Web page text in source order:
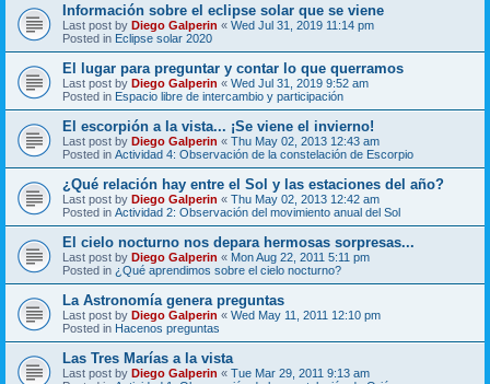
Información sobre el eclipse solar que se viene
Last post by Diego Galperin « Wed Jul 31, 2019 11:14 pm
Posted in Eclipse solar 2020
El lugar para preguntar y contar lo que querramos
Last post by Diego Galperin « Wed Jul 31, 2019 9:52 am
Posted in Espacio libre de intercambio y participación
El escorpión a la vista... ¡Se viene el invierno!
Last post by Diego Galperin « Thu May 02, 2013 12:43 am
Posted in Actividad 4: Observación de la constelación de Escorpio
¿Qué relación hay entre el Sol y las estaciones del año?
Last post by Diego Galperin « Thu May 02, 2013 12:42 am
Posted in Actividad 2: Observación del movimiento anual del Sol
El cielo nocturno nos depara hermosas sorpresas...
Last post by Diego Galperin « Mon Aug 22, 2011 5:11 pm
Posted in ¿Qué aprendimos sobre el cielo nocturno?
La Astronomía genera preguntas
Last post by Diego Galperin « Wed May 11, 2011 12:10 pm
Posted in Hacenos preguntas
Las Tres Marías a la vista
Last post by Diego Galperin « Tue Mar 29, 2011 9:13 am